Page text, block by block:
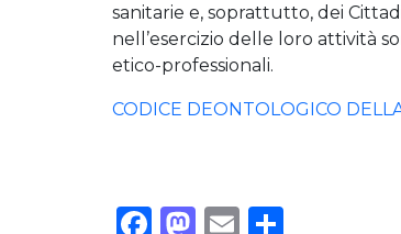
sanitarie e, soprattutto, dei
nell’esercizio delle loro attività
etico-professionali.
CODICE DEONTOLOGICO
Facebook
Mastodon
Email